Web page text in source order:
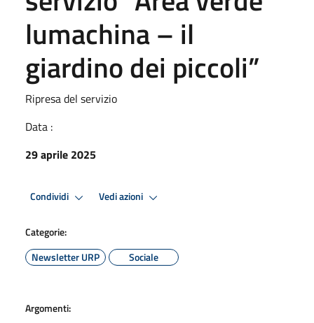
lumachina – il
giardino dei piccoli”
Ripresa del servizio
Data :
29 aprile 2025
Condividi Vedi azioni
Categorie:
Newsletter URP
Sociale
Argomenti: